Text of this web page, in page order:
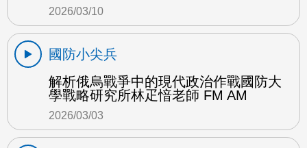
2026/03/10
國防小尖兵
解析俄烏戰爭中的現代政治作戰國防大
學戰略研究所林疋愔老師 FM AM
2026/03/03